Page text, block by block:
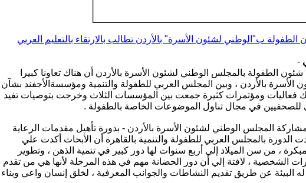
الطفولة ب"الوطني لشئون الأسرة" بالأردن تطالب بالارتقاء بالتعليم العربي
-
شئون الطفولة بالمجلس الوطني لشئون الأسرة بالأردن أن هناك تعاونا كبيرا
بالأردن ، وبين المجلس العربي للطفولة والتنمية ومؤسسةالأجفند بشآن
فعاليات ومؤتمرات كثيرة جمعت بين المؤسسات الثلاث وخرجت بتوصيات تفيد
في مجال تناول الموضوعات الخاصة بالطفولة .
المجلس الوطني لشئون الأسرة بالأردن - بدورة تأهيل مقدمات الرعاية
بالمجلس العربي للطفولة والتنمية بالقاهرة أن الأبحاث أكدت علي
، من سن الميلاد إلي أربع سنوات لها دور كبير في تنمية الذهن ، وتطوير
الشخصية ، لافتة إلي أن دور الحضانة مهم في هذه المرحلة لأنها هي من تقدم
له البيئة عن طريق تقديم النشاطات والجوانب المعرفية ، لخلق إنسان واعي وبناء